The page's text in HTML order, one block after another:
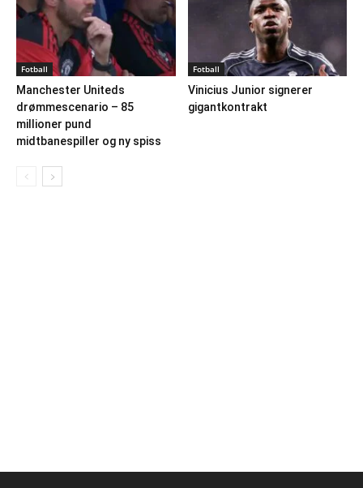
Fotball
Manchester Uniteds
drømmescenario – 85
millioner pund
midtbanespiller og ny spiss
Fotball
Vinicius Junior signerer
gigantkontrakt